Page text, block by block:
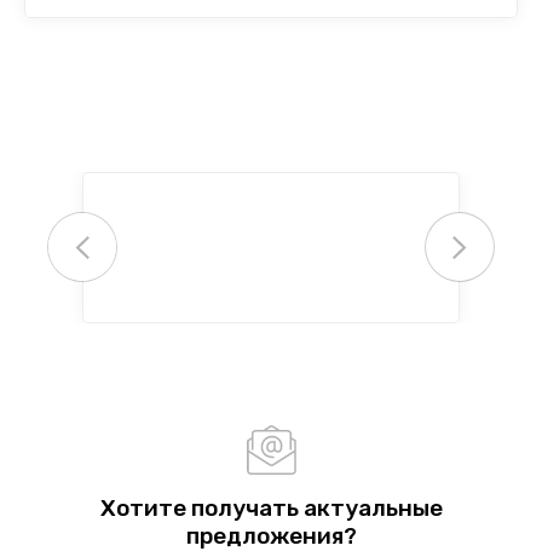
Хотите получать актуальные
предложения?